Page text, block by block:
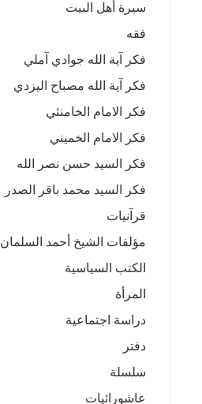
سيرة أهل البيت
فقه
فكر آية الله جوادي آملي
فكر آية الله مصباح اليزدي
فكر الامام الخامنئي
فكر الامام الخميني
فكر السيد حسن نصر الله
فكر السيد محمد باقر الصدر
قرآنيات
مؤلفات الشيخ أحمد السلمان
الكتب السياسية
المرأة
دراسة اجتماعية
دفتر
سلسلة
عاشورائيات